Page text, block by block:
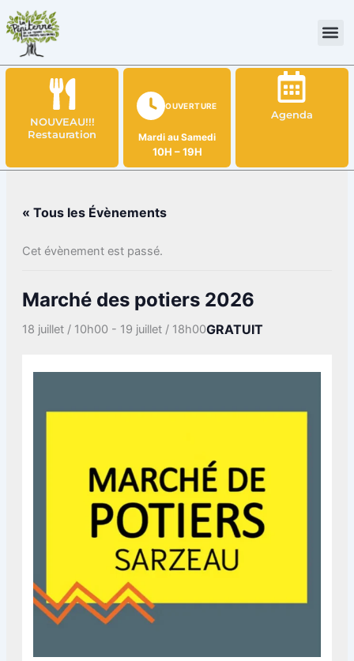
Aller
au
contenu
NOUVEAU!!!
Restauration
OUVERTURE
Mardi au Samedi
10H – 19H
Agenda
« Tous les Évènements
Cet évènement est passé.
Marché des potiers 2026
18 juillet / 10h00 - 19 juillet / 18h00GRATUIT